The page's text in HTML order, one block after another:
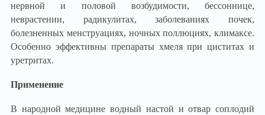
нервной и половой возбудимости, бессоннице,
неврастении, радикулитах, заболеваниях почек,
болезненных менструациях, ночных поллюциях, климаксе.
Особенно эффективны препараты хмеля при циститах и
уретритах.
Применение
В народной медицине водный настой и отвар соплодий